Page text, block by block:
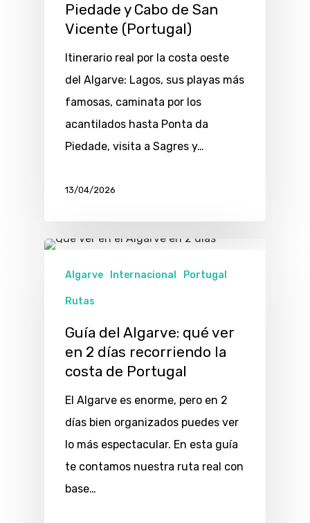
Piedade y Cabo de San
Vicente (Portugal)
Itinerario real por la costa oeste
del Algarve: Lagos, sus playas más
famosas, caminata por los
acantilados hasta Ponta da
Piedade, visita a Sagres y…
13/04/2026
Algarve Internacional Portugal
Rutas
Guía del Algarve: qué ver
en 2 días recorriendo la
costa de Portugal
El Algarve es enorme, pero en 2
días bien organizados puedes ver
lo más espectacular. En esta guía
te contamos nuestra ruta real con
base…